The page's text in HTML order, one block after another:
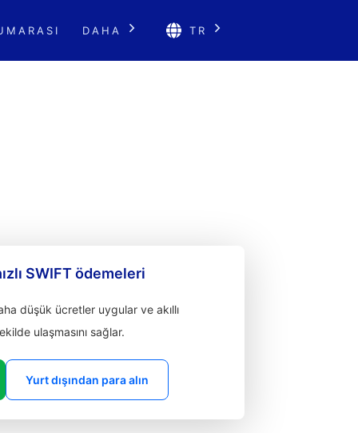
DAHA TR
SWIFT ödemeleri
düşük ücretler uygular ve akıllı
ulaşmasını sağlar.
Yurt dışından para alın